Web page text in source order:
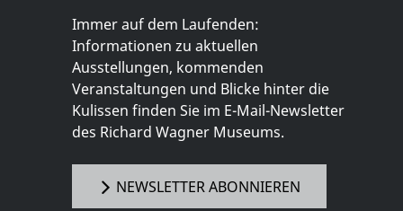
Immer auf dem Laufenden:
Informationen zu aktuellen
Ausstellungen, kommenden
Veranstaltungen und Blicke hinter die
Kulissen finden Sie im E-Mail-Newsletter
des Richard Wagner Museums.
NEWSLETTER ABONNIEREN